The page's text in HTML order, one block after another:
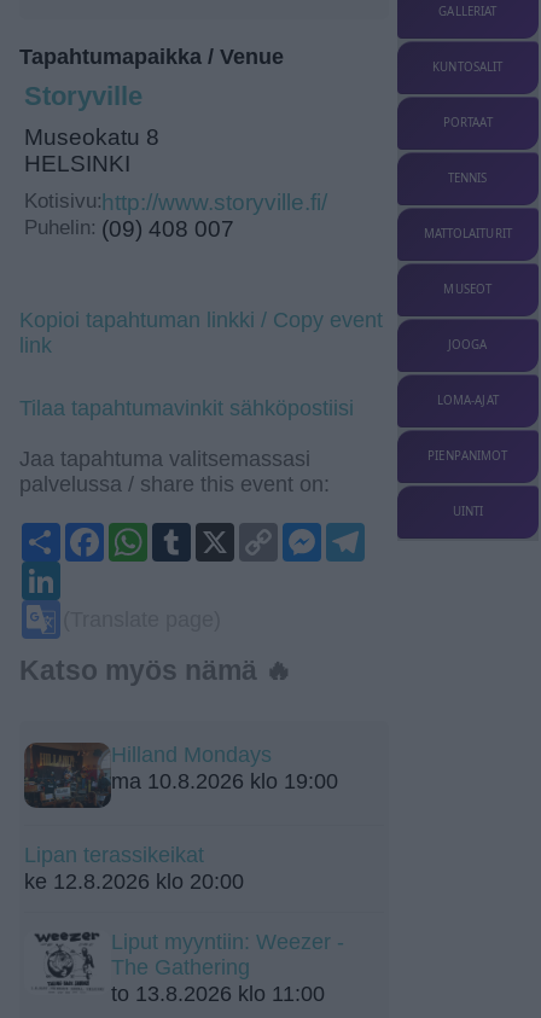
Tapahtumapaikka / Venue
Storyville
Museokatu 8
HELSINKI
Kotisivu:http://www.storyville.fi/
Puhelin: (09) 408 007
Kopioi tapahtuman linkki / Copy event
link
Tilaa tapahtumavinkit sähköpostiisi
Jaa tapahtuma valitsemassasi
palvelussa / share this event on:
ShareFacebookWhatsApp
Tumblr
X
Copy
Link
Messenger
Telegram
Katso myös nämä 🔥
Hilland Mondays
ma 10.8.2026 klo 19:00
Lipan terassikeikat
ke 12.8.2026 klo 20:00
Liput myyntiin: Weezer -
The Gathering
to 13.8.2026 klo 11:00
GALLERIAT
KUNTOSALIT
PORTAAT
TENNIS
MATTOLAITURIT
MUSEOT
JOOGA
LOMA-AJAT
PIENPANIMOT
UINTI